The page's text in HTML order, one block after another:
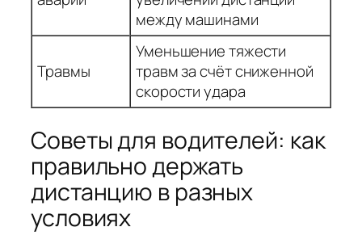
между машинами
Травмы
Уменьшение тяжести
травм за счёт сниженной
скорости удара
Советы для водителей: как
правильно держать
дистанцию в разных
условиях